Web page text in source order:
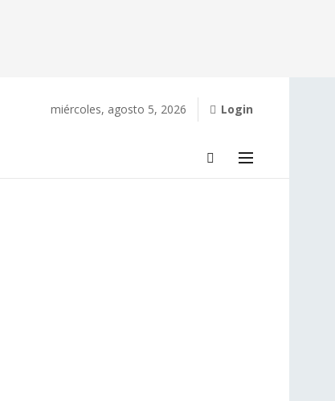
miércoles, agosto 5, 2026 Login